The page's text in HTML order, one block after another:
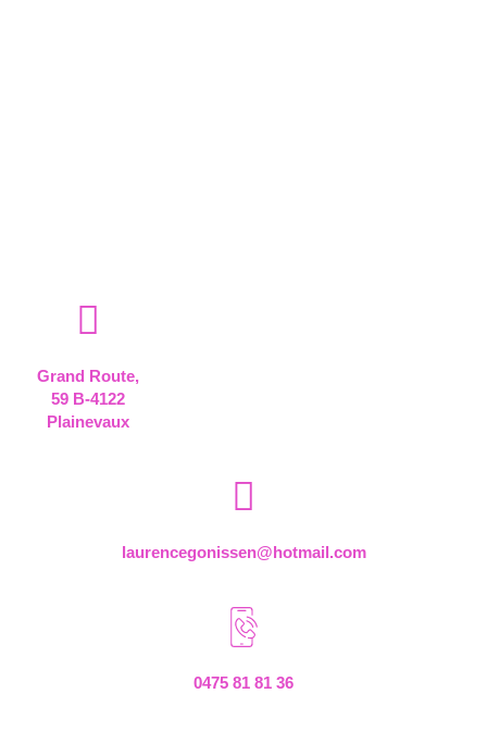
Grand Route,
59 B-4122
Plainevaux
laurencegonissen@hotmail.com
0475 81 81 36